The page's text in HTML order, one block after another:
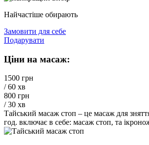
Найчастіше обирають
Замовити для себе
Подарувати
Ціни на масаж:
1500 грн
/ 60 хв
800 грн
/ 30 хв
Тайський масаж стоп – це масаж для
год. включає в себе: масаж стоп, та